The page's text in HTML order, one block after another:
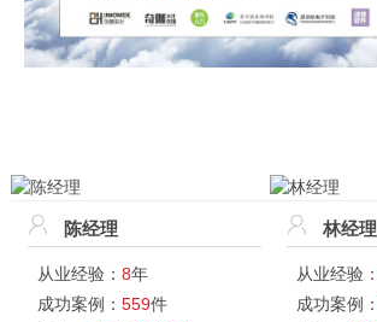
陈经理
从业经验： 8年
成功案例： 559件
林经理
从业经验：
成功案例：